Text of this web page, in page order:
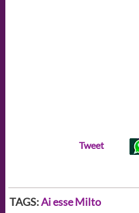
Tweet
TAGS:Ai esse Milto